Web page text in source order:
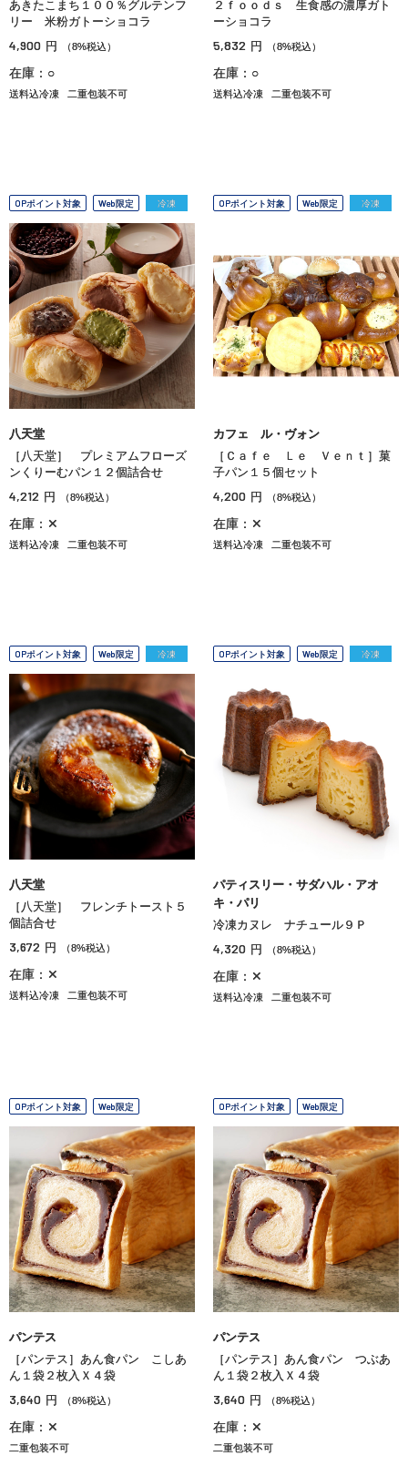
あきたこまち１００％グルテンフ
リー 米粉ガトーショコラ
4,900 円 （8%税込）
在庫：○
送料込冷凍 二重包装不可
２ｆｏｏｄｓ 生食感の濃厚ガト
ーショコラ
5,832 円 （8%税込）
在庫：○
送料込冷凍 二重包装不可
OPポイント対象 Web限定 冷凍
八天堂
［八天堂］ プレミアムフローズ
ンくりーむパン１２個詰合せ
4,212 円 （8%税込）
在庫：✕
送料込冷凍 二重包装不可
OPポイント対象 Web限定 冷凍
カフェ ル・ヴォン
［Ｃａｆｅ Ｌｅ Ｖｅｎｔ］菓
子パン１５個セット
4,200 円 （8%税込）
在庫：✕
送料込冷凍 二重包装不可
OPポイント対象 Web限定 冷凍
八天堂
［八天堂］ フレンチトースト５
個詰合せ
3,672 円 （8%税込）
在庫：✕
送料込冷凍 二重包装不可
OPポイント対象 Web限定 冷凍
パティスリー・サダハル・アオ
キ・パリ
冷凍カヌレ ナチュール９Ｐ
4,320 円 （8%税込）
在庫：✕
送料込冷凍 二重包装不可
OPポイント対象 Web限定
パンテス
［パンテス］あん食パン こしあ
ん１袋２枚入Ｘ４袋
3,640 円 （8%税込）
在庫：✕
二重包装不可
OPポイント対象 Web限定
パンテス
［パンテス］あん食パン つぶあ
ん１袋２枚入Ｘ４袋
3,640 円 （8%税込）
在庫：✕
二重包装不可